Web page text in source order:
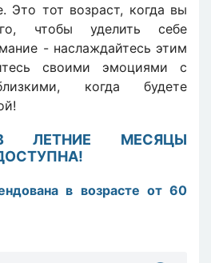
Это тот возраст, когда вы
чтобы уделить себе
- наслаждайтесь этим
своими эмоциями с
когда будете
ЛЕТНИЕ МЕСЯЦЫ
в возрасте от 60